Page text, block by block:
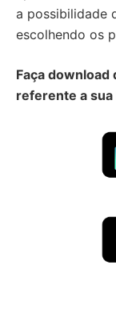
a possibilidade
escolhendo os
Faça download
referente a sua